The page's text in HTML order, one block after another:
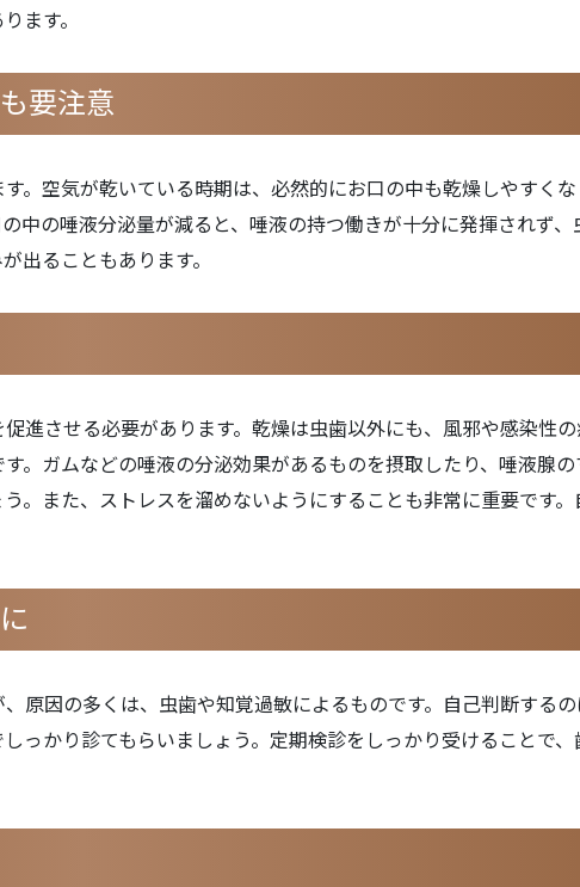
ます。
要注意
。空気が乾いている時期は、必然的にお口の中も乾燥しやすくな
中の唾液分泌量が減ると、唾液の持つ働きが十分に発揮されず、
出ることもあります。
進させる必要があります。乾燥は虫歯以外にも、風邪や感染性
。ガムなどの唾液の分泌効果があるものを摂取したり、唾液腺
。また、ストレスを溜めないようにすることも非常に重要です。
原因の多くは、虫歯や知覚過敏によるものです。自己判断する
っかり診てもらいましょう。定期検診をしっかり受けることで、